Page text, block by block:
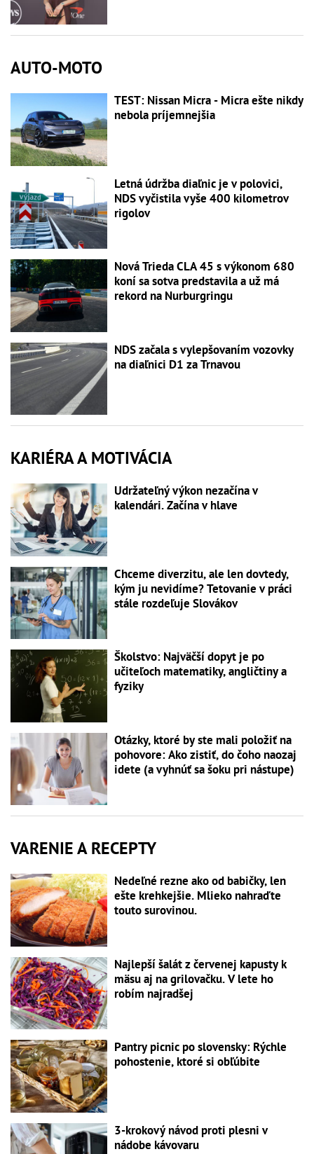
AUTO-MOTO
TEST: Nissan Micra - Micra ešte nikdy
nebola príjemnejšia
Letná údržba diaľnic je v polovici,
NDS vyčistila vyše 400 kilometrov
rigolov
Nová Trieda CLA 45 s výkonom 680
koní sa sotva predstavila a už má
rekord na Nurburgringu
NDS začala s vylepšovaním vozovky
na diaľnici D1 za Trnavou
KARIÉRA A MOTIVÁCIA
Udržateľný výkon nezačína v
kalendári. Začína v hlave
Chceme diverzitu, ale len dovtedy,
kým ju nevidíme? Tetovanie v práci
stále rozdeľuje Slovákov
Školstvo: Najväčší dopyt je po
učiteľoch matematiky, angličtiny a
fyziky
Otázky, ktoré by ste mali položiť na
pohovore: Ako zistiť, do čoho naozaj
idete (a vyhnúť sa šoku pri nástupe)
VARENIE A RECEPTY
Nedeľné rezne ako od babičky, len
ešte krehkejšie. Mlieko nahraďte
touto surovinou.
Najlepší šalát z červenej kapusty k
mäsu aj na grilovačku. V lete ho
robím najradšej
Pantry picnic po slovensky: Rýchle
pohostenie, ktoré si obľúbite
3-krokový návod proti plesni v
nádobe kávovaru